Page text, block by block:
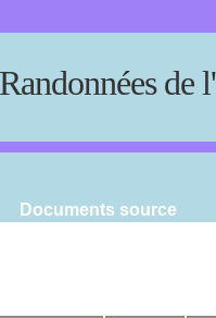
de
Documents source